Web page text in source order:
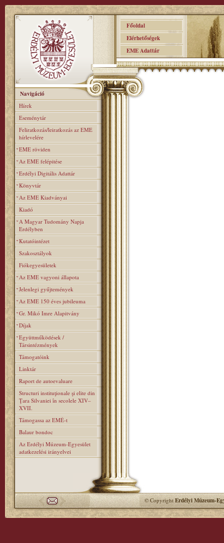
Főoldal
Elérhetőségek
EME Adattár
Navigáció
Hírek
Eseménytár
Feliratkozás/leiratkozás az EME
hírlevelére
EME röviden
Az EME felépitése
Erdélyi Digitális Adattár
Könyvtár
Az EME Kiadványai
Kiadó
A Magyar Tudomány Napja
Erdélyben
Kutatóintézet
Szakosztályok
Fiókegyesületek
Az EME vagyoni állapota
Jelenlegi gyűjtemények
Az EME 150 éves jubileuma
Gr. Mikó Imre Alapitvány
Díjak
Együttműködések /
Társintézmények
Támogatóink
Linktár
Raport de autoevaluare
Structuri instituţionale şi elite din
Ţara Silvaniei în secolele XIV–
XVII.
Támogassa az EMÉ-t
Balaur bondoc
Az Erdélyi Múzeum-Egyesület
adatkezelési irányelvei
© CopyrightErdélyi Múzeum-